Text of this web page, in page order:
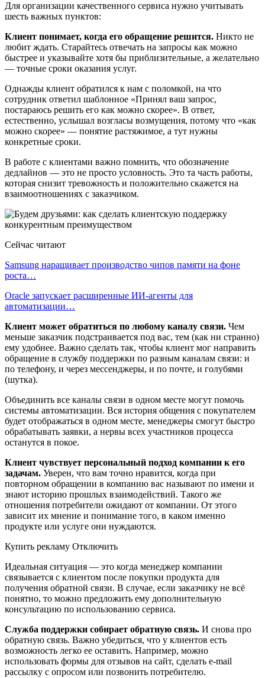
Для организации качественного сервиса нужно учитывать
шесть важных пунктов:
Клиент понимает, когда его обращение решится. Никто не
любит ждать. Старайтесь отвечать на запросы как можно
быстрее и указывайте хотя бы приблизительные, а желательно
— точные сроки оказания услуг.
Однажды клиент обратился к нам с поломкой, на что
сотрудник ответил шаблонное «Принял ваш запрос,
постараюсь решить его как можно скорее». В ответ,
естественно, услышал возгласы возмущения, потому что «как
можно скорее» — понятие растяжимое, а тут нужны
конкретные сроки.
В работе с клиентами важно помнить, что обозначение
дедлайнов — это не просто условность. Это та часть работы,
которая снизит тревожность и положительно скажется на
взаимоотношениях с заказчиком.
Сейчас читают
Samsung наращивает производство чипов памяти на фоне
роста…
Oracle запускает расширенные ИИ‑агенты для
автоматизации…
Клиент может обратиться по любому каналу связи. Чем
меньше заказчик подстраивается под вас, тем (как ни странно)
ему удобнее. Важно сделать так, чтобы клиент мог направить
обращение в службу поддержки по разным каналам связи: и
по телефону, и через мессенджеры, и по почте, и голубями
(шутка).
Объединить все каналы связи в одном месте могут помочь
системы автоматизации. Вся история общения с покупателем
будет отображаться в одном месте, менеджеры смогут быстро
обрабатывать заявки, а нервы всех участников процесса
останутся в покое.
Клиент чувствует персональный подход компании к его
задачам. Уверен, что вам точно нравится, когда при
повторном обращении в компанию вас называют по имени и
знают историю прошлых взаимодействий. Такого же
отношения потребители ожидают от компании. От этого
зависит их мнение и понимание того, в каком именно
продукте или услуге они нуждаются.
Купить рекламу Отключить
Идеальная ситуация — это когда менеджер компании
связывается с клиентом после покупки продукта для
получения обратной связи. В случае, если заказчику не всё
понятно, то можно предложить ему дополнительную
консультацию по использованию сервиса.
Служба поддержки собирает обратную связь. И снова про
обратную связь. Важно убедиться, что у клиентов есть
возможность легко ее оставить. Например, можно
использовать формы для отзывов на сайт, сделать e-mail
рассылку с опросом или позвонить потребителю.